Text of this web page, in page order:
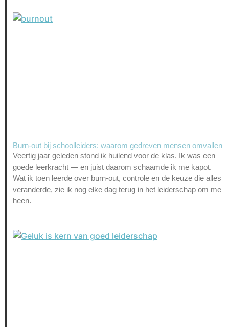
Burn-out bij schoolleiders: waarom gedreven mensen omvallen
Veertig jaar geleden stond ik huilend voor de klas. Ik was een
goede leerkracht — en juist daarom schaamde ik me kapot.
Wat ik toen leerde over burn-out, controle en de keuze die alles
veranderde, zie ik nog elke dag terug in het leiderschap om me
heen.